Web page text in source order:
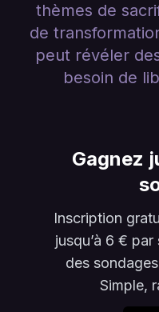
thèmes de
de
peut révéler
besoin de
Gagnez
Inscription
jusqu’à 6 €
des
Simple,